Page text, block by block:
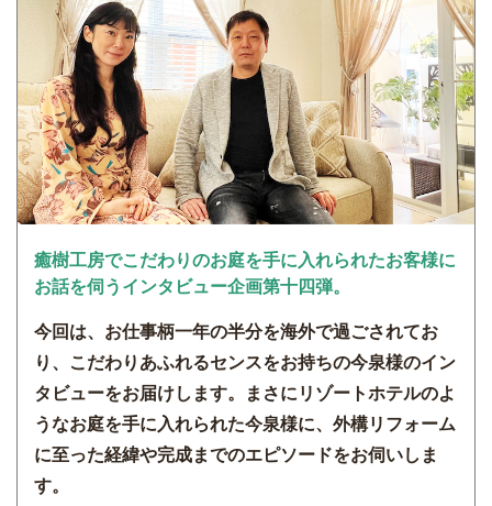
癒樹工房でこだわりのお庭を手に入れられたお客様に
お話を伺うインタビュー企画第十四弾。
今回は、お仕事柄一年の半分を海外で過ごされてお
り、こだわりあふれるセンスをお持ちの今泉様のイン
タビューをお届けします。まさにリゾートホテルのよ
うなお庭を手に入れられた今泉様に、外構リフォーム
に至った経緯や完成までのエピソードをお伺いしま
す。